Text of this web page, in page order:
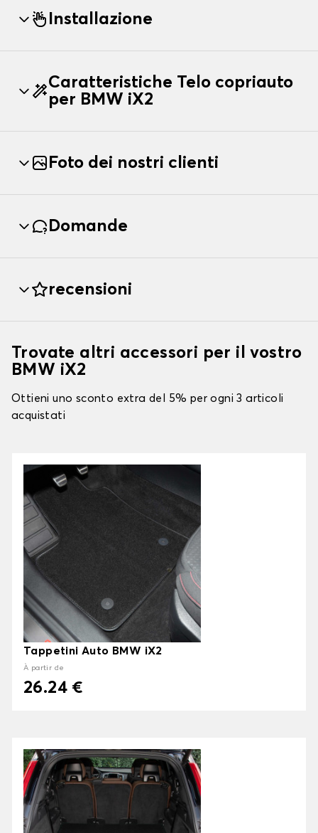
Installazione
Caratteristiche Telo copriauto
per BMW iX2
Foto dei nostri clienti
Domande
recensioni
Trovate altri accessori per il vostro
BMW iX2
Ottieni uno sconto extra del 5% per ogni 3 articoli
acquistati
Tappetini Auto BMW iX2
À partir de
26.24 €